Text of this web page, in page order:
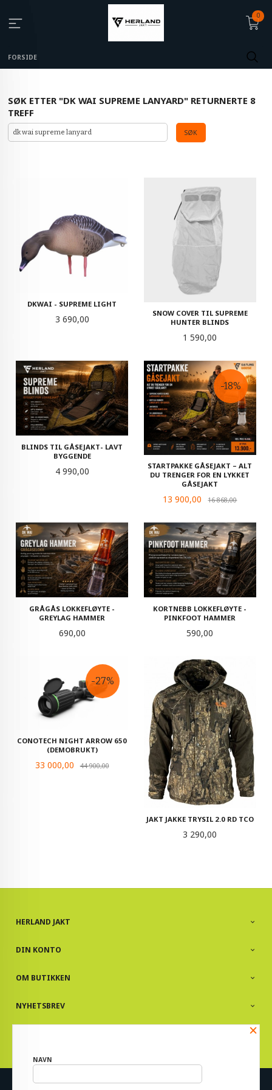
0
FORSIDE
SØK ETTER "DK WAI SUPREME LANYARD" RETURNERTE 8
TREFF
DKWAI - SUPREME LIGHT
Pris
3 690,00
SNOW COVER TIL SUPREME
HUNTER BLINDS
Pris
1 590,00
BLINDS TIL GÅSEJAKT- LAVT
BYGGENDE
Pris
4 990,00
STARTPAKKE GÅSEJAKT – ALT
DU TRENGER FOR EN LYKKET
GÅSEJAKT
Tilbud
13 900,00 16 868,00Rabatt
-18%
GRÅGÅS LOKKEFLØYTE -
GREYLAG HAMMER
Pris
690,00
KORTNEBB LOKKEFLØYTE -
PINKFOOT HAMMER
Pris
590,00
CONOTECH NIGHT ARROW 650
(DEMOBRUKT)
Tilbud
33 000,00 44 900,00Rabatt
-27%
JAKT JAKKE TRYSIL 2.0 RD TCO
Pris
3 290,00
HERLAND JAKT
DIN KONTO
OM BUTIKKEN
NYHETSBREV
×
NAVN